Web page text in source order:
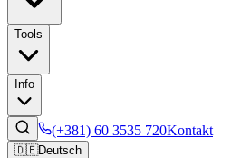
Tools
Info
(+381) 60 3535 720Kontakt
🇩🇪Deutsch